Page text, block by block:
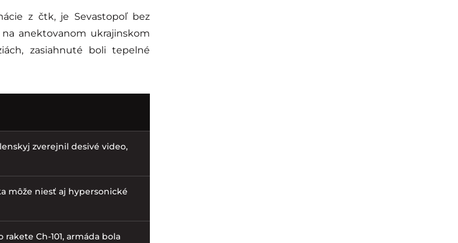
z čtk, je Sevastopoľ bez
anektovanom ukrajinskom
zasiahnuté boli tepelné
zverejnil desivé video,
môže niesť aj hypersonické
Ch-101, armáda bola